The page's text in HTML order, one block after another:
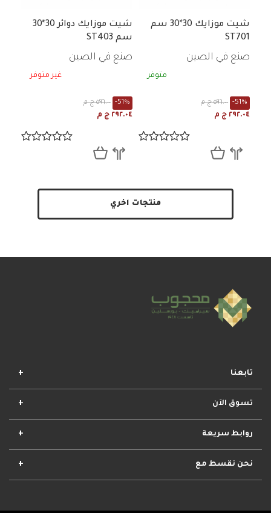
شيت موزايك 30*30 سم
ST701
صنع في الصين
متوفر
٥٩٦.٠٠ ج م -51%
٢٩٢.٠٤ ج م
شيت موزايك دوائر 30*30
سم ST403
صنع في الصين
غير متوفر
٥٩٦.٠٠ ج م -51%
٢٩٢.٠٤ ج م
منتجات اخري
تابعنا
تسوق الآن
افضل المجموعات
روابط سريعة
الأحكام والشروط
نحن نقسط مع